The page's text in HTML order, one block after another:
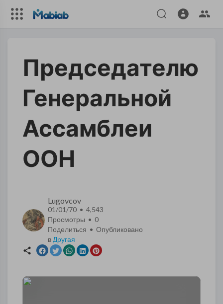
Председателю
Генеральной
Ассамблеи
ООН
Lugovcov
01/01/70 • 4,543
Просмотры • 0
Поделиться • Опубликовано
в Другая